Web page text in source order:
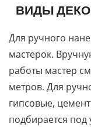
ВИДЫ
Для ручного
мастерок.
работы мастер
метров. Для
гипсовые,
подбирается под